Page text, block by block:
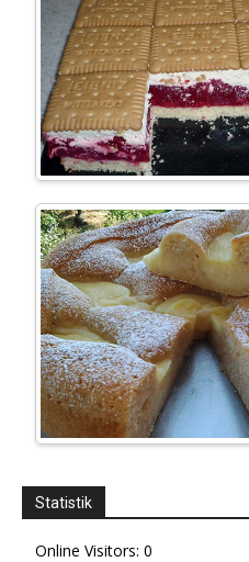
Statistik
Online Visitors: 0